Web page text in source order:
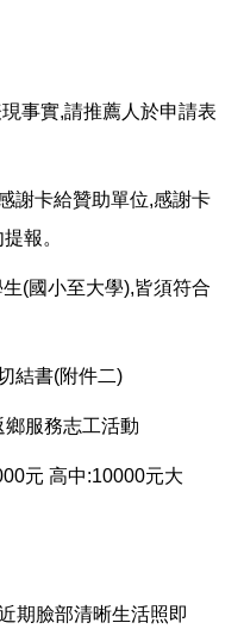
事實,請推薦人於申請表
謝卡給贊助單位,感謝卡
報。
(國小至大學),皆須符合
結書(附件二)
服務志工活動
元 高中:10000元大
期臉部清晰生活照即